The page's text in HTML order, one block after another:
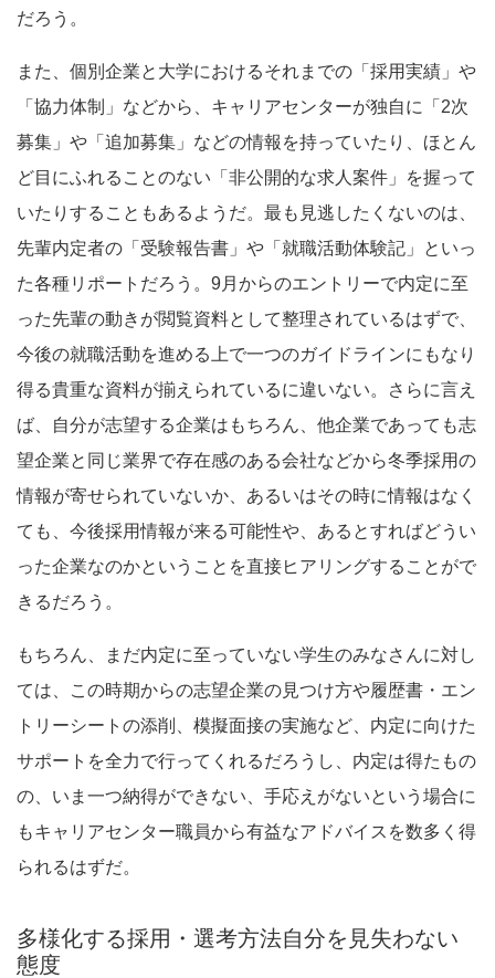
だろう。
また、個別企業と大学におけるそれまでの「採用実績」や
「協力体制」などから、キャリアセンターが独自に「2次
募集」や「追加募集」などの情報を持っていたり、ほとん
ど目にふれることのない「非公開的な求人案件」を握って
いたりすることもあるようだ。最も見逃したくないのは、
先輩内定者の「受験報告書」や「就職活動体験記」といっ
た各種リポートだろう。9月からのエントリーで内定に至
った先輩の動きが閲覧資料として整理されているはずで、
今後の就職活動を進める上で一つのガイドラインにもなり
得る貴重な資料が揃えられているに違いない。さらに言え
ば、自分が志望する企業はもちろん、他企業であっても志
望企業と同じ業界で存在感のある会社などから冬季採用の
情報が寄せられていないか、あるいはその時に情報はなく
ても、今後採用情報が来る可能性や、あるとすればどうい
った企業なのかということを直接ヒアリングすることがで
きるだろう。
もちろん、まだ内定に至っていない学生のみなさんに対し
ては、この時期からの志望企業の見つけ方や履歴書・エン
トリーシートの添削、模擬面接の実施など、内定に向けた
サポートを全力で行ってくれるだろうし、内定は得たもの
の、いま一つ納得ができない、手応えがないという場合に
もキャリアセンター職員から有益なアドバイスを数多く得
られるはずだ。
多様化する採用・選考方法自分を見失わない
態度